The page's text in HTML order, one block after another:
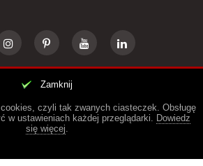
. NOWOCZESNA FOTOWOLTAIKA
DO GÓRY
Zamknij
czyli tak zwanych ciasteczek. Obsługę
w ustawieniach każdej przeglądarki. Dowiedz
się więcej.